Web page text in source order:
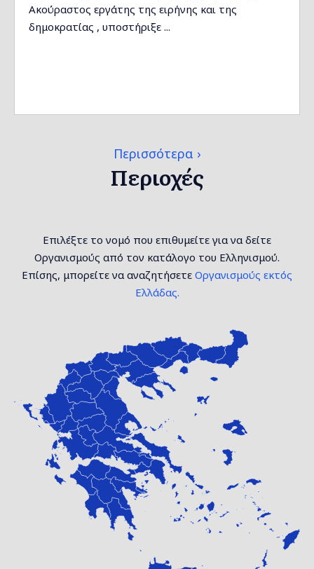
Ακούραστος εργάτης της ειρήνης και της
δημοκρατίας , υποστήριξε ...
Περισσότερα
Περιοχές
Επιλέξτε το νομό που επιθυμείτε για να δείτε
Οργανισμούς από τον κατάλογο του Ελληνισμού.
Επίσης, μπορείτε να αναζητήσετε Οργανισμούς εκτός
Ελλάδας.